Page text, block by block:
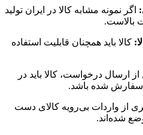
اگر نمونه مشابه کالا در ایران تولید
بالاست.
کالا باید همچنان قابلیت استفاده
از ارسال درخواست، کالا باید در
سفارش شده باشد.
از واردات بی‌رویه کالای دست
شده‌اند.